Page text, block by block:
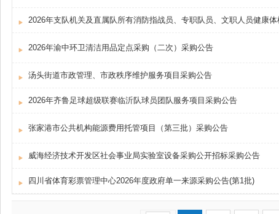
2026年支队机关及直属队所有消防指战员、专职队员、文职人员健康
2026年渝中环卫清洁用品定点采购（二次）采购公告
汤头街道市政管理、市政秩序维护服务项目采购公告
2026年齐鲁足球超级联赛临沂队球员团队服务项目采购公告
张家港市公共机构能源费用托管项目（第三批）采购公告
威海经济技术开发区社会事业局实验室设备采购公开招标采购公告
四川省体育彩票管理中心2026年度政府单一来源采购公告(第1批)